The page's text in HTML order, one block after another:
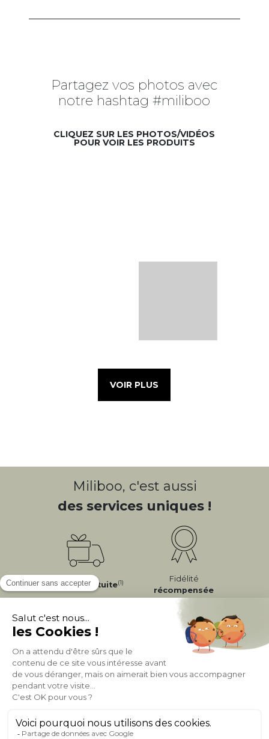
Partagez vos photos avec
notre hashtag #miliboo
CLIQUEZ SUR LES PHOTOS/VIDÉOS
POUR VOIR LES PRODUITS
VOIR PLUS
Miliboo, c'est aussi
des services uniques !
LivraisonGratuite(1)
Fidélité
récompensée
Expéditionen
24/72h
Appelez-nous Au
050 92 00 74